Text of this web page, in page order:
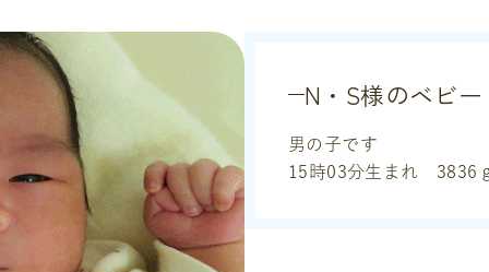
N・S様のベビー
男の子です
15時03分生まれ 3836